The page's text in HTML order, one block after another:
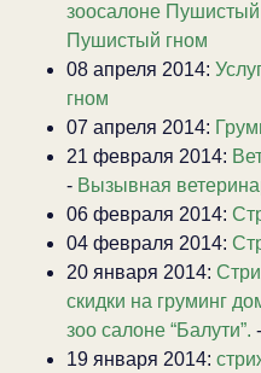
зоосалоне
Пушистый гном
08 апреля 2014:
гном
07 апреля 2014:
21 февраля 2014:
- Вызывная
06 февраля 2014:
04 февраля 2014:
20 января 2014:
скидки на груминг
зоо салоне “Балути”. -
19 января 2014: